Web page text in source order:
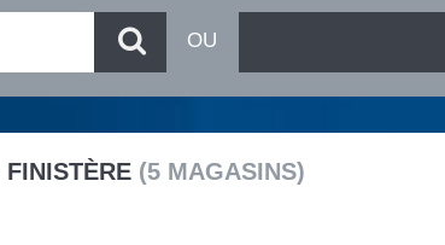
FINISTÈRE (5 MAGASINS)